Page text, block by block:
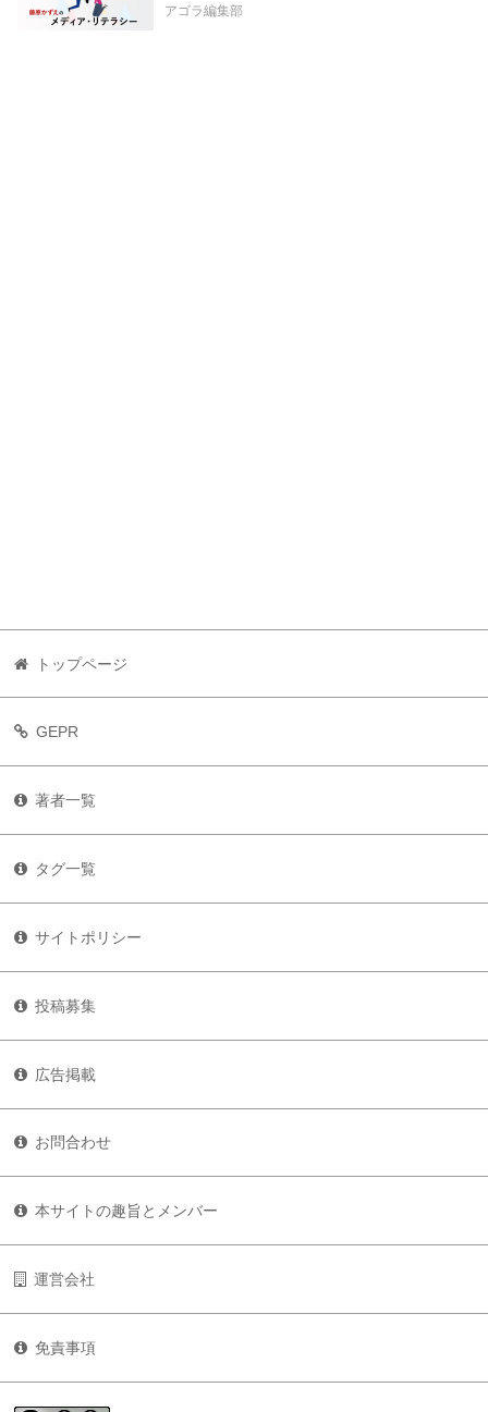
アゴラ編集部
トップページ
GEPR
著者一覧
タグ一覧
サイトポリシー
投稿募集
広告掲載
お問合わせ
本サイトの趣旨とメンバー
運営会社
免責事項